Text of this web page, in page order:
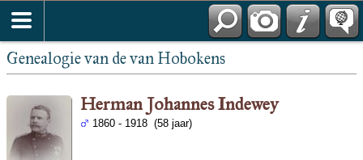
Genealogie van de van Hobokens
Herman Johannes Indewey
1860 - 1918 (58 jaar)